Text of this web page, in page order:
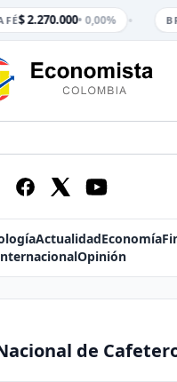
$ 2.270.000• 0,00%
ActualidadEconomía
Opinión
de